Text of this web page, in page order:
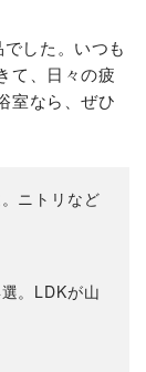
した。いつも
て、日々の疲
室なら、ぜひ
ニトリなど
。LDKが山